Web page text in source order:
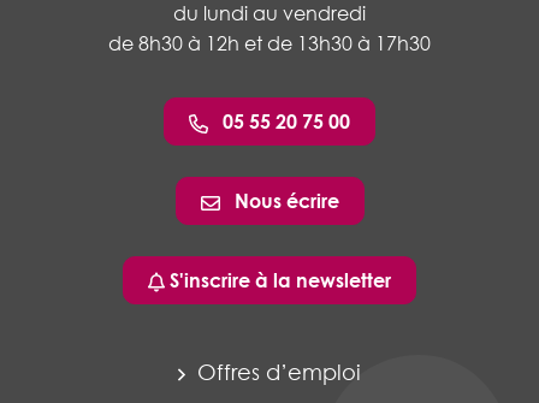
du lundi au vendredi
de 8h30 à 12h et de 13h30 à 17h30
05 55 20 75 00
Nous écrire
S'inscrire à la newsletter
Offres d’emploi